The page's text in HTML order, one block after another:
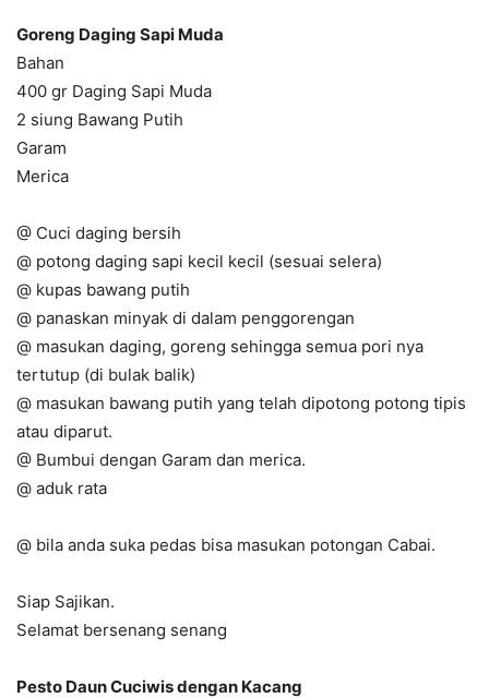
Goreng Daging Sapi Muda
Bahan
400 gr Daging Sapi Muda
2 siung Bawang Putih
Garam
Merica
@ Cuci daging bersih
@ potong daging sapi kecil kecil (sesuai selera)
@ kupas bawang putih
@ panaskan minyak di dalam penggorengan
@ masukan daging, goreng sehingga semua pori nya
tertutup (di bulak balik)
@ masukan bawang putih yang telah dipotong potong tipis
atau diparut.
@ Bumbui dengan Garam dan merica.
@ aduk rata
@ bila anda suka pedas bisa masukan potongan Cabai.
Siap Sajikan.
Selamat bersenang senang
Pesto Daun Cuciwis dengan Kacang